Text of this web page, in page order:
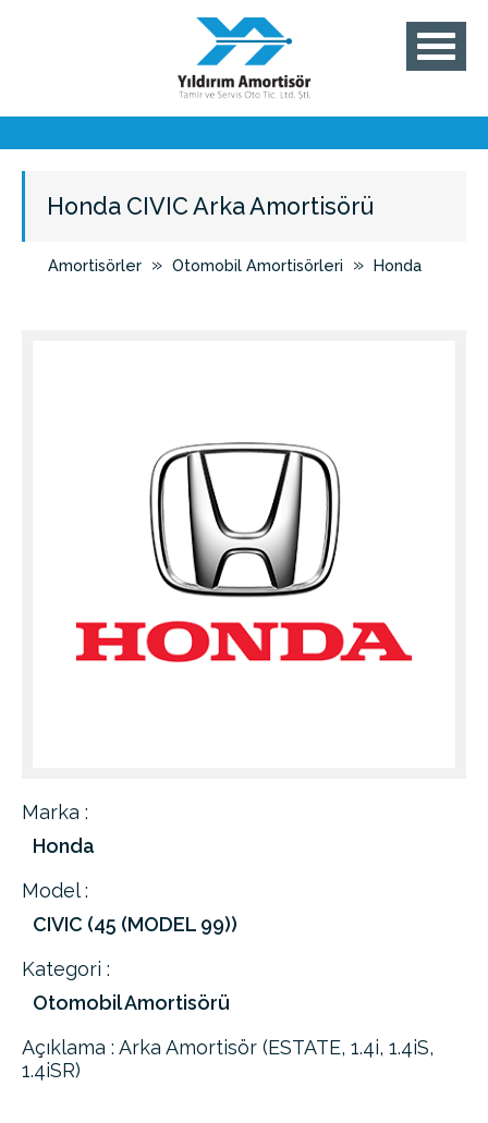
Honda CIVIC Arka Amortisörü
Amortisörler » Otomobil Amortisörleri » Honda
Marka :
Honda
Model :
CIVIC (45 (MODEL 99))
Kategori :
Otomobil Amortisörü
Açıklama : Arka Amortisör (ESTATE, 1.4i, 1.4iS,
1.4iSR)